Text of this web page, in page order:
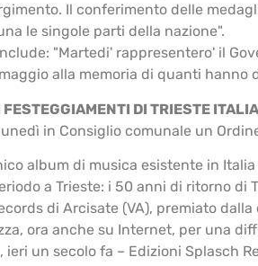
Il conferimento delle
le singole parti della nazione".
"Martedi' rappresentero' il
alla memoria di quanti
FESTEGGIAMENTI DI TRIESTE
in Consiglio comunale un
album di musica esistente in
a Trieste: i 50 anni di ritorno di
di Arcisate (VA), premiato
ora anche su Internet, per una
ieri un secolo fa – Edizioni Splasch